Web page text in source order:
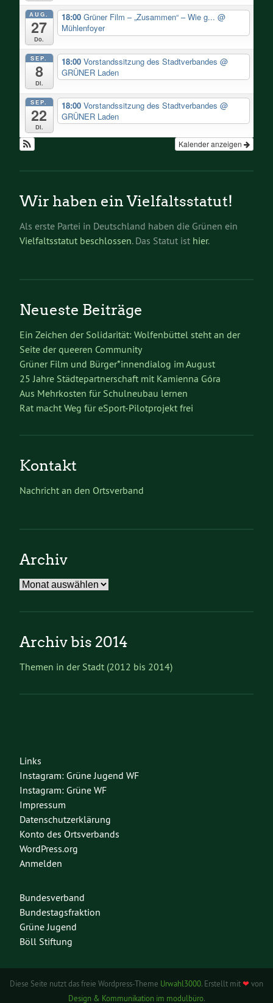
AUG.
27
Do.
18:00 Grüner Film – „Zusammen“ – Wie g... @
Mühlenfoyer
SEP.
8
Di.
18:00 Vorstandssitzung des Stadtverbandes @
GRÜNER Laden
SEP.
22
Di.
18:00 Vorstandssitzung des Stadtverbandes @
GRÜNER Laden
Kalender anzeigen
Wir haben ein Vielfaltsstatut!
Als erste Partei in Deutschland haben die Grünen ein
Vielfaltsstatut beschlossen. Das Statut ist hier.
Neueste Beiträge
Ein Zeichen der Solidarität: Wolfenbüttel steht an der
Seite der queeren Community
Grüner Film und Bürger*innendialog im August
25 Jahre Städtepartnerschaft mit Kamienna Góra
Aus Mehrkosten für Schulneubau lernen
Rat macht Weg für eSport-Pilotprojekt frei
Kontakt
Nachricht an den Ortsverband
Archiv
Archiv
Archiv bis 2014
Themen in der Stadt (2012 bis 2014)
Links
Instagram: Grüne Jugend WF
Instagram: Grüne WF
Impressum
Datenschutzerklärung
Konto des Ortsverbands
WordPress.org
Anmelden
Bundesverband
Bundestagsfraktion
Grüne Jugend
Böll Stiftung
Diese Seite nutzt das freie Wordpress-Theme Urwahl3000. Erstellt mit❤ von
Design & Kommunikation im modulbüro.